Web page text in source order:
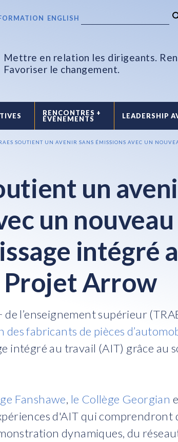
ENGLISH
Mettre en relation les dirigeants.
Favoriser le changement.
RENCONTRES +
ÉVÉNEMENTS LEADERSHIP
SOUTIENT UN AVENIR SANS ÉMISSIONS AVEC UN
un
un
intégré
Projet Arrow
de l’enseignement supérieur
des fabricants de pièces
intégré au travail (AIT) grâce au
Fanshawe, le Collège Georgian
d'AIT qui
dynamiques, du